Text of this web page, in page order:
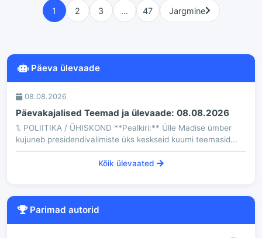
1 2 3 … 47 Jargmine
Päeva ülevaade
08.08.2026
Päevakajalised Teemad ja ülevaade: 08.08.2026
1. POLIITIKA / ÜHISKOND **Pealkiri:** Ülle Madise ümber
kujuneb presidendivalimiste üks keskseid kuumi teemasid...
Kõik ülevaated
Parimad autorid